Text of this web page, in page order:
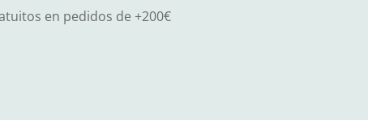
en pedidos de +200€